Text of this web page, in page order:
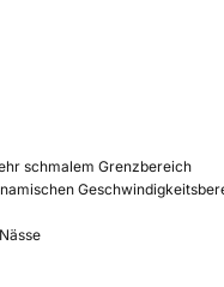
schmalem Grenzbereich